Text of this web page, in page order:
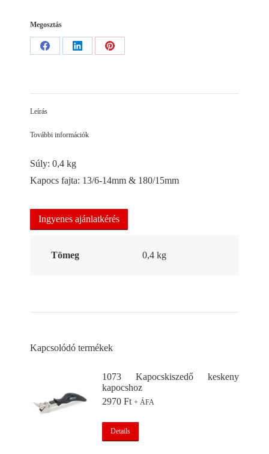
Megosztás
Share
Share
Share
Leírás
További információk
Súly: 0,4 kg
Kapocs fajta: 13/6-14mm & 180/15mm
Ingyenes ajánlatkérés
Tömeg 0,4 kg
Kapcsolódó termékek
1073 Kapocskiszedő keskeny
kapocshoz
2970 Ft + ÁFA
Details